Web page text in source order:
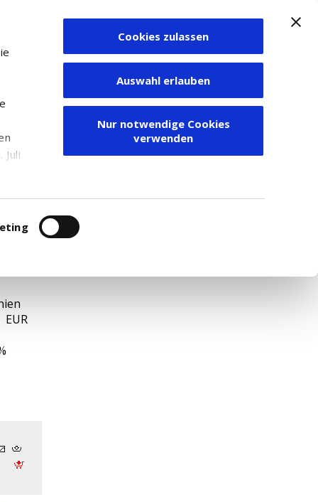
Juli
Cookies zulassen
Auswahl erlauben
Nur notwendige Cookies
verwenden
Zum Depot